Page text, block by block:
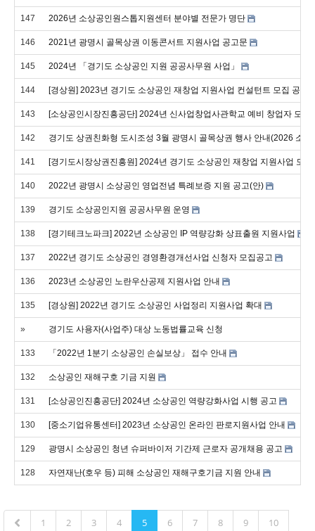
147 2026년 소상공인원스톱지원센터 분야별 전문가 명단
146 2021년 광명시 골목상권 이동콘서트 지원사업 공고문
145 2024년 「경기도 소상공인 지원 공공사무원 사업」
144 [경상원] 2023년 경기도 소상공인 재창업 지원사업 컨설턴트 모집 공고
143 [소상공인시장진흥공단] 2024년 신사업창업사관학교 예비 창업자 모집
142 경기도 상권친화형 도시조성 3월 광명시 골목상권 행사 안내(2026 소
141 [경기도시장상권진흥원] 2024년 경기도 소상공인 재창업 지원사업 모집
140 2022년 광명시 소상공인 영업전념 특례보증 지원 공고(안)
139 경기도 소상공인지원 공공사무원 운영
138 [경기테크노파크] 2022년 소상공인 IP 역량강화 상표출원 지원사업
137 2022년 경기도 소상공인 경영환경개선사업 신청자 모집공고
136 2023년 소상공인 노란우산공제 지원사업 안내
135 [경상원] 2022년 경기도 소상공인 사업정리 지원사업 확대
» 경기도 사용자(사업주) 대상 노동법률교육 신청
133 「2022년 1분기 소상공인 손실보상」 접수 안내
132 소상공인 재해구호 기금 지원
131 [소상공인진흥공단] 2024년 소상공인 역량강화사업 시행 공고
130 [중소기업유통센터] 2023년 소상공인 온라인 판로지원사업 안내
129 광명시 소상공인 청년 슈퍼바이저 기간제 근로자 공개채용 공고
128 자연재난(호우 등) 피해 소상공인 재해구호기금 지원 안내
1 2 3 4 5 6 7 8 9 10